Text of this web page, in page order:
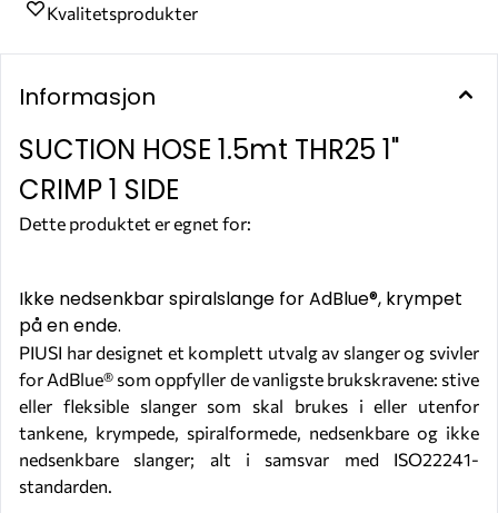
Kvalitetsprodukter
Informasjon
SUCTION HOSE 1.5mt THR25 1"
CRIMP 1 SIDE
Dette produktet er egnet for:
Ikke nedsenkbar spiralslange for AdBlue®, krympet
på en ende.
PIUSI har designet et komplett utvalg av slanger og svivler
for AdBlue® som oppfyller de vanligste brukskravene: stive
eller fleksible slanger som skal brukes i eller utenfor
tankene, krympede, spiralformede, nedsenkbare og ikke
nedsenkbare slanger; alt i samsvar med ISO22241-
standarden.